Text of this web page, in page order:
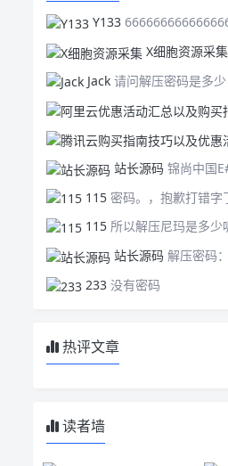
Y133
X细胞资源采集
Jack 请问解压密码是多少
站长源码 锦尚中国
115 密码。，抱歉打错字
115 所以解压尼玛是多少
站长源码 解压密码
233 没有密码
热评文章
读者墙